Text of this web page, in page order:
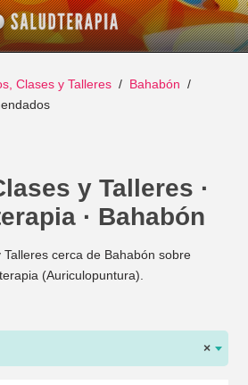
Clases y Talleres
Bahabón
y Talleres ·
· Bahabón
Talleres cerca de Bahabón sobre
(Auriculopuntura).
×